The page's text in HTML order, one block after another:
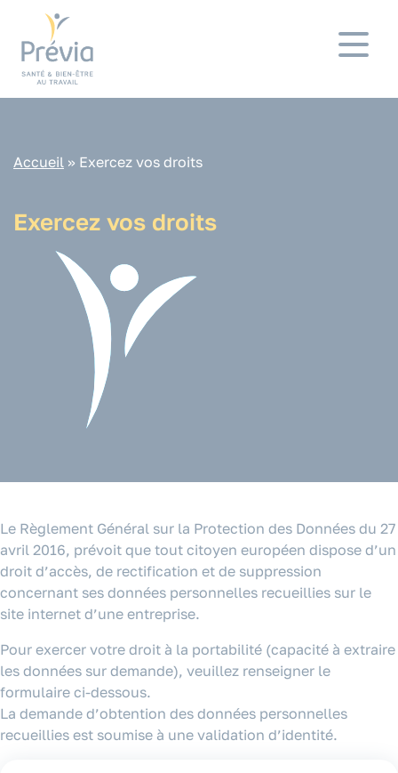
Accueil » Exercez vos droits
Exercez vos droits
Le Règlement Général sur la Protection des Données du 27
avril 2016, prévoit que tout citoyen européen dispose d’un
droit d’accès, de rectification et de suppression
concernant ses données personnelles recueillies sur le
site internet d’une entreprise.
Pour exercer votre droit à la portabilité (capacité à extraire
les données sur demande), veuillez renseigner le
formulaire ci-dessous.
La demande d’obtention des données personnelles
recueillies est soumise à une validation d’identité.
Panneau de gestion des cookies